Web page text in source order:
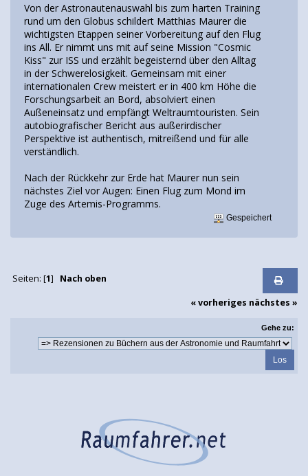
Von der Astronautenauswahl bis zum harten Training
rund um den Globus schildert Matthias Maurer die
wichtigsten Etappen seiner Vorbereitung auf den Flug
ins All. Er nimmt uns mit auf seine Mission "Cosmic
Kiss" zur ISS und erzählt begeisternd über den Alltag
in der Schwerelosigkeit. Gemeinsam mit einer
internationalen Crew meistert er in 400 km Höhe die
Forschungsarbeit an Bord, absolviert einen
Außeneinsatz und empfängt Weltraumtouristen. Sein
autobiografischer Bericht aus außerirdischer
Perspektive ist authentisch, mitreißend und für alle
verständlich.
Nach der Rückkehr zur Erde hat Maurer nun sein
nächstes Ziel vor Augen: Einen Flug zum Mond im
Zuge des Artemis-Programms.
Gespeichert
Seiten: [1] Nach oben
« vorheriges nächstes »
Gehe zu: